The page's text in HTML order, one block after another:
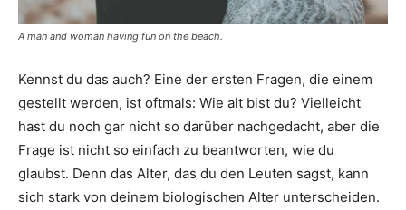
A man and woman having fun on the beach.
Kennst du das auch? Eine der ersten Fragen, die einem
gestellt werden, ist oftmals: Wie alt bist du? Vielleicht
hast du noch gar nicht so darüber nachgedacht, aber die
Frage ist nicht so einfach zu beantworten, wie du
glaubst. Denn das Alter, das du den Leuten sagst, kann
sich stark von deinem biologischen Alter unterscheiden.